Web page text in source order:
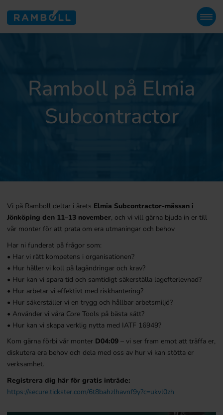
Ramboll på Elmia
Subcontractor
Vi på Ramboll deltar i årets Elmia Subcontractor-mässan i
Jönköping den 11–13 november, och vi vill gärna bjuda in er till
vår monter för att prata om era utmaningar och behov
Har ni funderat på frågor som:
• Har vi rätt kompetens i organisationen?
• Hur håller vi koll på lagändringar och krav?
• Hur kan vi spara tid och samtidigt säkerställa lagefterlevnad?
• Hur arbetar vi effektivt med riskhantering?
• Hur säkerställer vi en trygg och hållbar arbetsmiljö?
• Använder vi våra Core Tools på bästa sätt?
• Hur kan vi skapa verklig nytta med IATF 16949?
Kom gärna förbi vår monter D04:09 – vi ser fram emot att träffa er,
diskutera era behov och dela med oss av hur vi kan stötta er
verksamhet.
Registrera dig här för gratis inträde:
https://secure.tickster.com/6t8bahzlhavnf9y?c=ukvl0zh